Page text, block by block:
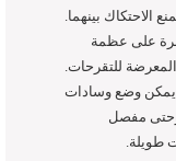
الاحتكاك بينهما.
على عظمة
للتقرحات.
يمكن وضع وسادات
وحتى مفصل
طويلة.